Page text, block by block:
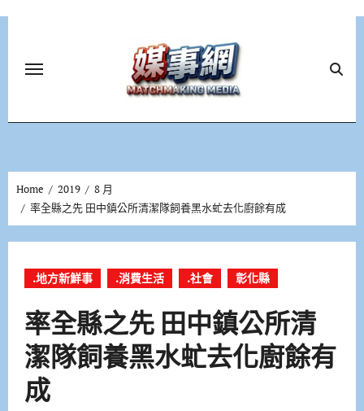
Home 2019
8 月
率全縣之先 田中鎮公所清潔隊飼養黑水虻去化廚餘有成
.地方新鮮事 .消費生活 .社會 彰化縣
率全縣之先 田中鎮公所清
潔隊飼養黑水虻去化廚餘有
成